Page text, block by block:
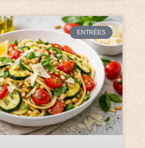
ENTRÉES